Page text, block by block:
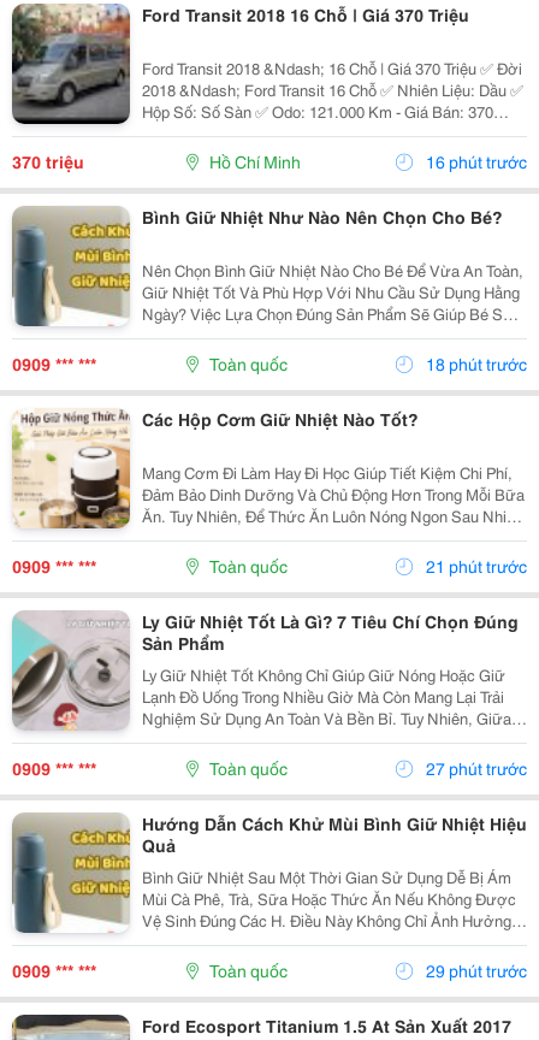
Ford Transit 2018 16 Chỗ | Giá 370 Triệu
Ford Transit 2018 &Ndash; 16 Chỗ | Giá 370 Triệu ✅ Đời
2018 &Ndash; Ford Transit 16 Chỗ ✅ Nhiên Liệu: Dầu ✅
Hộp Số: Số Sàn ✅ Odo: 121.000 Km - Giá Bán: 370
Triệu - Xem Xe: 76/45/14 Đường 19, P. Linh Chiểu, Tp.
370 triệu Hồ Chí Minh 16 phút trước
Bình Giữ Nhiệt Như Nào Nên Chọn Cho Bé?
Nên Chọn Bình Giữ Nhiệt Nào Cho Bé Để Vừa An Toàn,
Giữ Nhiệt Tốt Và Phù Hợp Với Nhu Cầu Sử Dụng Hằng
Ngày? Việc Lựa Chọn Đúng Sản Phẩm Sẽ Giúp Bé Sử
Dụng Thuận Tiện Hơn Và Cha Mẹ Cũng Yên Tâm Hơn.
Cùng Khám Phá 7 Tiêu Chí Quan Trọng Ngay Dưới Đây
0909 *** *** Toàn quốc 18 phút trước
Các Hộp Cơm Giữ Nhiệt Nào Tốt?
Mang Cơm Đi Làm Hay Đi Học Giúp Tiết Kiệm Chi Phí,
Đảm Bảo Dinh Dưỡng Và Chủ Động Hơn Trong Mỗi Bữa
Ăn. Tuy Nhiên, Để Thức Ăn Luôn Nóng Ngon Sau Nhiều
Giờ, Việc Lựa Chọn Một Chiếc Hộp Cơm Giữ Nhiệt Nào
Tốt Là Điều Rất Quan Trọng. Bài Viết Dưới Đây Sẽ...
0909 *** *** Toàn quốc 21 phút trước
Ly Giữ Nhiệt Tốt Là Gì? 7 Tiêu Chí Chọn Đúng
Sản Phẩm
Ly Giữ Nhiệt Tốt Không Chỉ Giúp Giữ Nóng Hoặc Giữ
Lạnh Đồ Uống Trong Nhiều Giờ Mà Còn Mang Lại Trải
Nghiệm Sử Dụng An Toàn Và Bền Bỉ. Tuy Nhiên, Giữa
Hàng Trăm Mẫu Mã Trên Thị Trường, Không Phải Sản
Phẩm Nào Cũng Đáp Ứng Được Chất Lượng Như Mong
0909 *** *** Toàn quốc 27 phút trước
Hướng Dẫn Cách Khử Mùi Bình Giữ Nhiệt Hiệu
Quả
Bình Giữ Nhiệt Sau Một Thời Gian Sử Dụng Dễ Bị Ám
Mùi Cà Phê, Trà, Sữa Hoặc Thức Ăn Nếu Không Được
Vệ Sinh Đúng Các H. Điều Này Không Chỉ Ảnh Hưởng
Đến Hương Vị Đồ Uống Mà Còn Gây Mất Vệ Sinh. Hãy
Cùng Tìm Hiểu Những Cách Khử Mùi Bình Giữ Nhiệt
0909 *** *** Toàn quốc 29 phút trước
Ford Ecosport Titanium 1.5 At Sản Xuất 2017